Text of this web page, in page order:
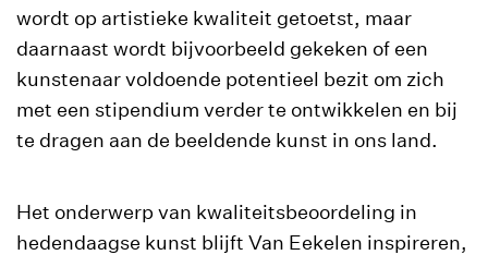
wordt op artistieke kwaliteit getoetst, maar
daarnaast wordt bijvoorbeeld gekeken of een
kunstenaar voldoende potentieel bezit om zich
met een stipendium verder te ontwikkelen en bij
te dragen aan de beeldende kunst in ons land.
Het onderwerp van kwaliteitsbeoordeling in
hedendaagse kunst blijft Van Eekelen inspireren,